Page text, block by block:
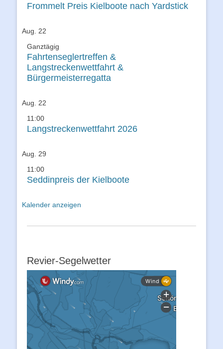
Frommelt Preis Kielboote nach Yardstick
Aug. 22
Ganztägig
Fahrtenseglertreffen &
Langstreckenwettfahrt &
Bürgermeisterregatta
Aug. 22
11:00
Langstreckenwettfahrt 2026
Aug. 29
11:00
Seddinpreis der Kielboote
Kalender anzeigen
Revier-Segelwetter